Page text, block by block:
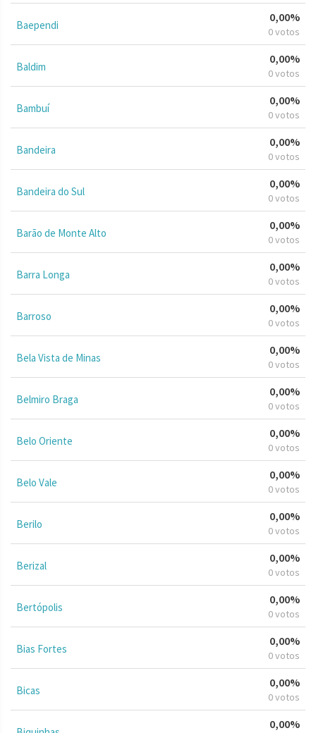
Baependi
0,00%
0 votos
Baldim
0,00%
0 votos
Bambuí
0,00%
0 votos
Bandeira
0,00%
0 votos
Bandeira do Sul
0,00%
0 votos
Barão de Monte Alto
0,00%
0 votos
Barra Longa
0,00%
0 votos
Barroso
0,00%
0 votos
Bela Vista de Minas
0,00%
0 votos
Belmiro Braga
0,00%
0 votos
Belo Oriente
0,00%
0 votos
Belo Vale
0,00%
0 votos
Berilo
0,00%
0 votos
Berizal
0,00%
0 votos
Bertópolis
0,00%
0 votos
Bias Fortes
0,00%
0 votos
Bicas
0,00%
0 votos
0,00%